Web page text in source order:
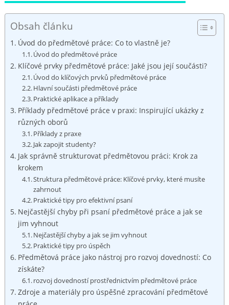
Obsah článku
Úvod do předmětové práce: Co to vlastně je?
Úvod do předmětové‌ práce
Klíčové ⁢prvky předmětové práce: Jaké jsou její součásti?
Úvod do klíčových ‍prvků předmětové práce
Hlavní ⁤součásti předmětové práce
Praktické aplikace a příklady
Příklady předmětové práce v⁤ praxi: Inspirující ukázky z
různých oborů
Příklady z praxe
Jak ‌zapojit studenty?
Jak správně strukturovat předmětovou práci: Krok za
krokem
Struktura předmětové práce: Klíčové prvky, které musíte
zahrnout
Praktické tipy‌ pro efektivní psaní
Nejčastější chyby při psaní ⁢předmětové práce a jak se
jim​ vyhnout
Nejčastější ‌chyby ‍a jak se ​jim ⁤vyhnout
Praktické tipy pro⁣ úspěch
Předmětová práce jako ‍nástroj pro rozvoj dovedností: Co
⁣získáte?
rozvoj dovedností prostřednictvím předmětové práce
Zdroje a materiály pro ⁣úspěšné zpracování ​předmětové